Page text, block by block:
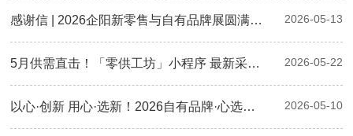
感谢信 | 2026企阳新零售与自有品牌展圆满落幕：感恩有您，下届再会！ 2026-05-13
5月供需直击！「零供工坊」小程序 最新采购清单已更新，速来对接！ 2026-05-22
以心·创新 用心·选新！2026自有品牌·心选奖颁奖典礼圆满举行，三大奖项荣耀揭晓 2026-05-10